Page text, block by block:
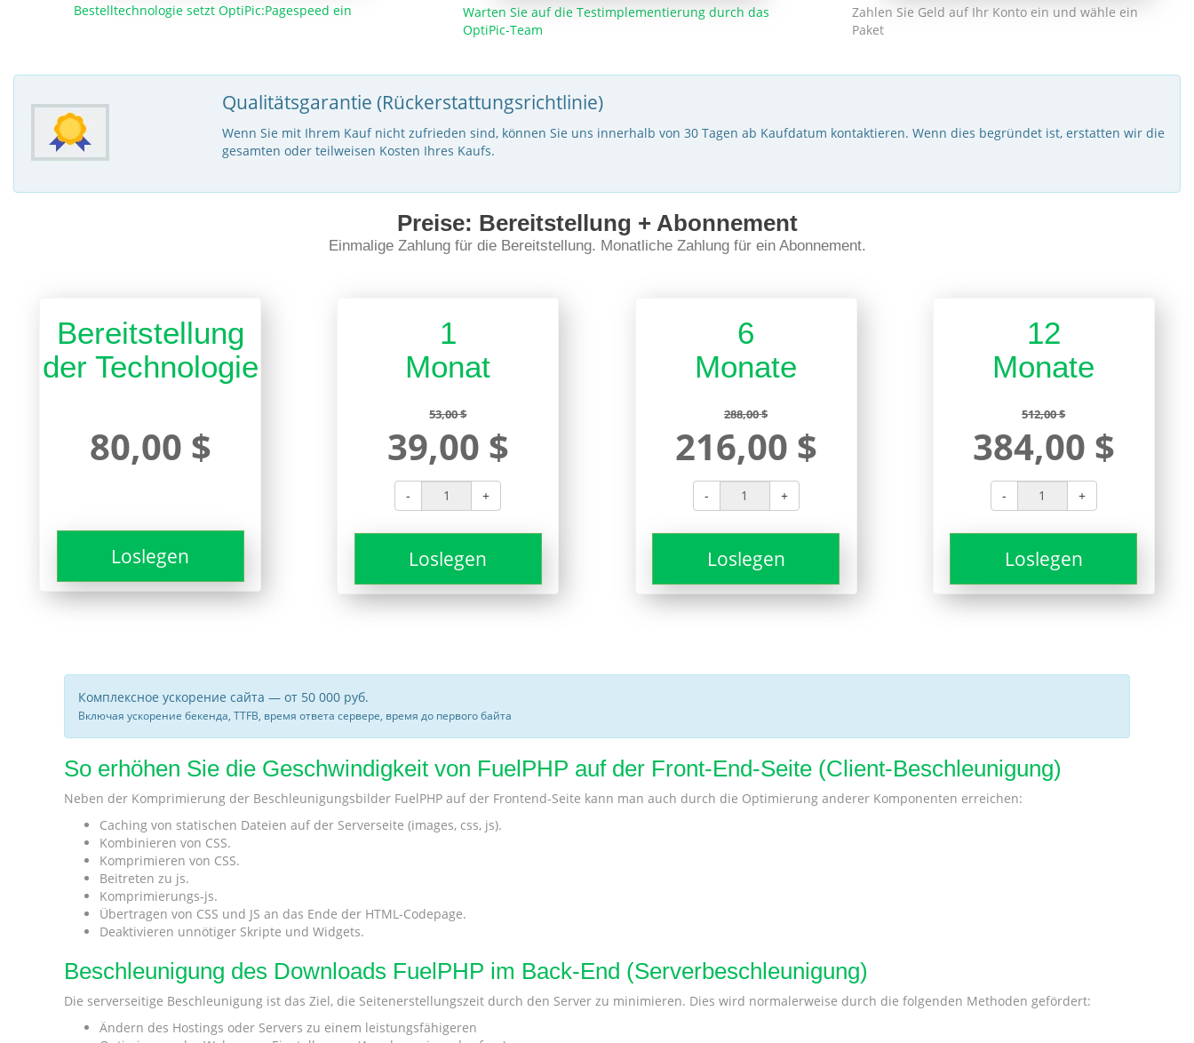
Bestelltechnologie setzt OptiPic:Pagespeed ein
Warten Sie auf die Testimplementierung durch das
OptiPic-Team
Zahlen Sie Geld auf Ihr Konto ein und wähle ein
Paket
Qualitätsgarantie (Rückerstattungsrichtlinie)
Wenn Sie mit Ihrem Kauf nicht zufrieden sind, können Sie uns innerhalb von 30 Tagen ab Kaufdatum kontaktieren. Wenn dies begründet ist, erstatten wir die
gesamten oder teilweisen Kosten Ihres Kaufs.
Preise: Bereitstellung + Abonnement
Einmalige Zahlung für die Bereitstellung. Monatliche Zahlung für ein Abonnement.
Bereitstellung
der Technologie
80,00 $
Loslegen
1
Monat
53,00 $
39,00 $
- +
Loslegen
6
Monate
288,00 $
216,00 $
- +
Loslegen
12
Monate
512,00 $
384,00 $
- +
Loslegen
Комплексное ускорение сайта — от 50 000 руб.
Включая ускорение бекенда, TTFB, время ответа сервере, время до первого байта
So erhöhen Sie die Geschwindigkeit von FuelPHP auf der Front-End-Seite (Client-Beschleunigung)
Neben der Komprimierung der Beschleunigungsbilder FuelPHP auf der Frontend-Seite kann man auch durch die Optimierung anderer Komponenten erreichen:
Caching von statischen Dateien auf der Serverseite (images, css, js).
Kombinieren von CSS.
Komprimieren von CSS.
Beitreten zu js.
Komprimierungs-js.
Übertragen von CSS und JS an das Ende der HTML-Codepage.
Deaktivieren unnötiger Skripte und Widgets.
Beschleunigung des Downloads FuelPHP im Back-End (Serverbeschleunigung)
Die serverseitige Beschleunigung ist das Ziel, die Seitenerstellungszeit durch den Server zu minimieren. Dies wird normalerweise durch die folgenden Methoden gefördert:
Ändern des Hostings oder Servers zu einem leistungsfähigeren